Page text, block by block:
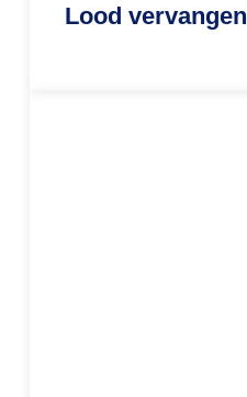
Lood vervangen